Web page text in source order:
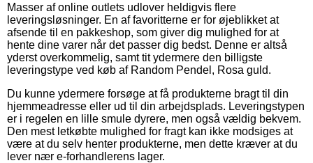
Masser af online outlets udlover heldigvis flere
leveringsløsninger. En af favoritterne er for øjeblikket at
afsende til en pakkeshop, som giver dig mulighed for at
hente dine varer når det passer dig bedst. Denne er altså
yderst overkommelig, samt tit ydermere den billigste
leveringstype ved køb af Random Pendel, Rosa guld.
Du kunne ydermere forsøge at få produkterne bragt til din
hjemmeadresse eller ud til din arbejdsplads. Leveringstypen
er i regelen en lille smule dyrere, men også vældig bekvem.
Den mest letkøbte mulighed for fragt kan ikke modsiges at
være at du selv henter produkterne, men dette kræver at du
lever nær e-forhandlerens lager.